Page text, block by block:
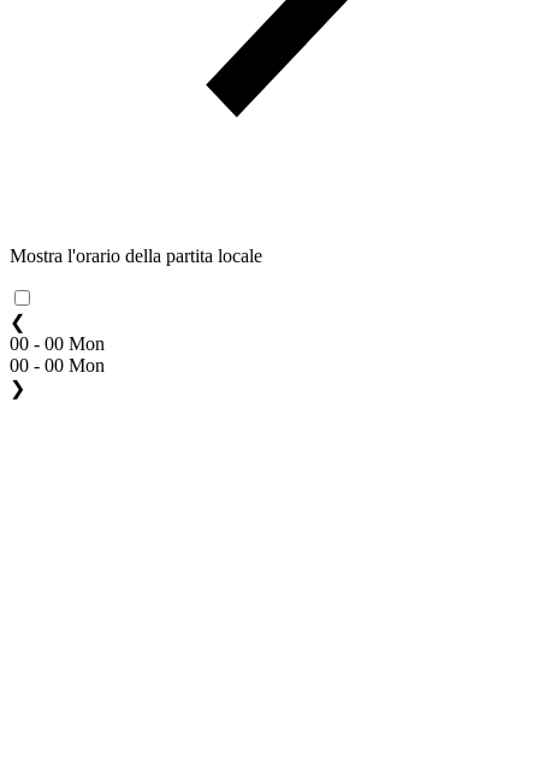
Mostra l'orario della partita locale
❮
00 - 00 Mon
00 - 00 Mon
❯